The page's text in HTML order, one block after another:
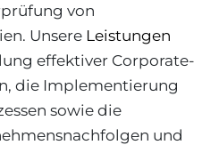
von
Unsere Leistungen
effektiver Corporate-
die Implementierung
sowie die
und